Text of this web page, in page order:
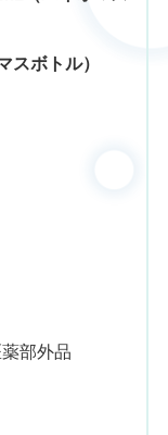
スボトル）
薬部外品